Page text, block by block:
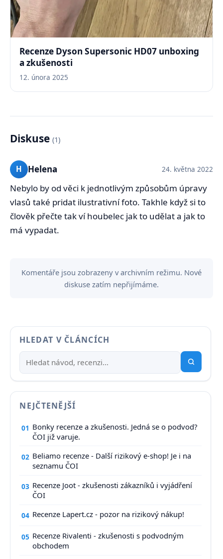
Recenze Dyson Supersonic HD07 unboxing
a zkušenosti
12. února 2025
Diskuse (1)
H Helena 24. května 2022
Nebylo by od věci k jednotlivým způsobům úpravy
vlasů také pridat ilustrativní foto. Takhle když si to
člověk přečte tak ví houbelec jak to udělat a jak to
má vypadat.
Komentáře jsou zobrazeny v archivním režimu. Nové
diskuse zatím nepřijímáme.
HLEDAT V ČLÁNCÍCH
NEJČTENĚJŠÍ
01 Bonky recenze a zkušenosti. Jedná se o podvod?
ČOI již varuje.
02 Beliamo recenze - Další rizikový e-shop! Je i na
seznamu ČOI
03 Recenze Joot - zkušenosti zákazníků i vyjádření
ČOI
04 Recenze Lapert.cz - pozor na rizikový nákup!
05 Recenze Rivalenti - zkušenosti s podvodným
obchodem